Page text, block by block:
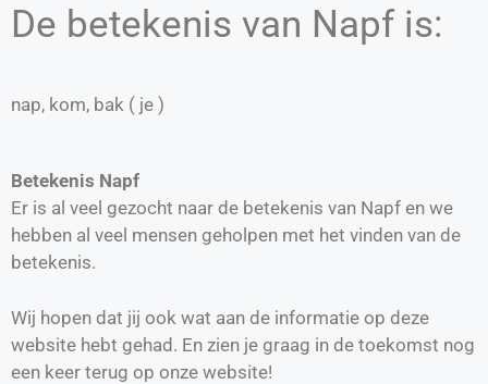
De betekenis van Napf is:
nap, kom, bak ( je )
Betekenis Napf
Er is al veel gezocht naar de betekenis van Napf en we
hebben al veel mensen geholpen met het vinden van de
betekenis.
Wij hopen dat jij ook wat aan de informatie op deze
website hebt gehad. En zien je graag in de toekomst nog
een keer terug op onze website!